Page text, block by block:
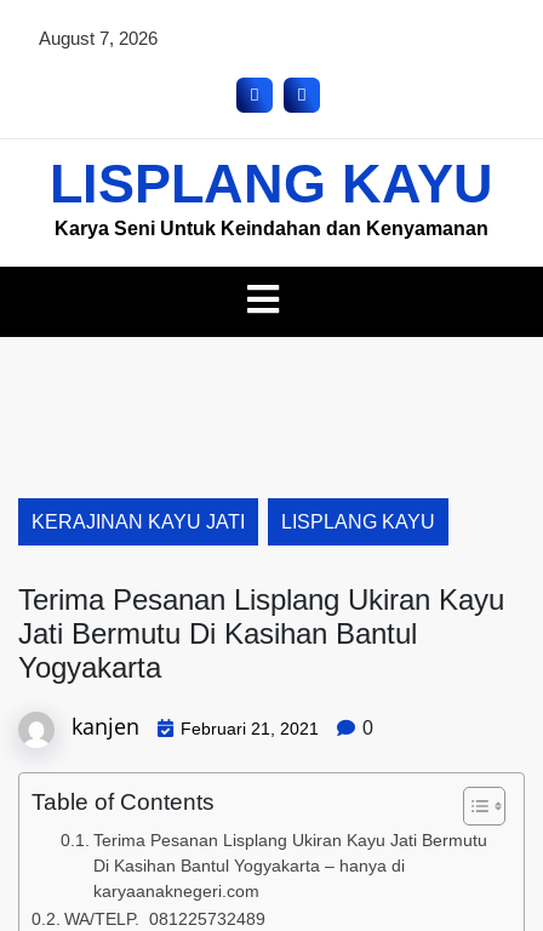
August 7, 2026
LISPLANG KAYU
Karya Seni Untuk Keindahan dan Kenyamanan
KERAJINAN KAYU JATI LISPLANG KAYU
Terima Pesanan Lisplang Ukiran Kayu
Jati Bermutu Di Kasihan Bantul
Yogyakarta
kanjen Februari 21, 2021 0
Table of Contents
Terima Pesanan Lisplang Ukiran Kayu Jati Bermutu
Di Kasihan Bantul Yogyakarta – hanya di
karyaanaknegeri.com
WA/TELP. 081225732489